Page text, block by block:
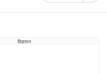
विज्ञापन